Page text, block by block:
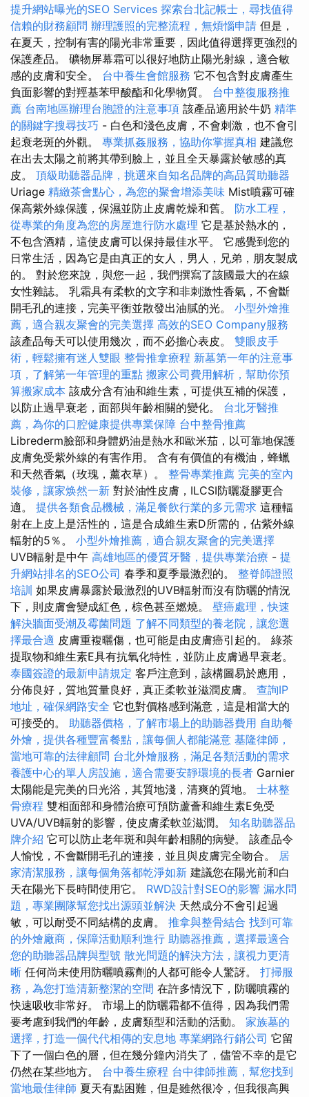
提升網站曝光的SEO Services 探索台北記帳士，尋找值得
信賴的財務顧問 辦理護照的完整流程，無煩惱申請 但是，
在夏天，控制有害的陽光非常重要，因此值得選擇更強烈的
保護產品。 礦物屏幕霜可以很好地防止陽光射線，適合敏
感的皮膚和安全。 台中養生會館服務 它不包含對皮膚產生
負面影響的對羥基苯甲酸酯和化學物質。 台中整復服務推
薦 台南地區辦理台胞證的注意事項 該產品適用於牛奶 精準
的關鍵字搜尋技巧 - 白色和淺色皮膚，不會刺激，也不會引
起衰老斑的外觀。 專業抓姦服務，協助你掌握真相 建議您
在出去太陽之前將其帶到臉上，並且全天暴露於敏感的真
皮。 頂級助聽器品牌，挑選來自知名品牌的高品質助聽器
Uriage 精緻茶會點心，為您的聚會增添美味 Mist噴霧可確
保高紫外線保護，保濕並防止皮膚乾燥和舊。 防水工程，
從專業的角度為您的房屋進行防水處理 它是基於熱水的，
不包含酒精，這使皮膚可以保持最佳水平。 它感覺到您的
日常生活，因為它是由真正的女人，男人，兄弟，朋友製成
的。 對於您來說，與您一起，我們撰寫了該國最大的在線
女性雜誌。 乳霜具有柔軟的文字和非刺激性香氣，不會斷
開毛孔的連接，完美平衡並散發出油膩的光。 小型外燴推
薦，適合親友聚會的完美選擇 高效的SEO Company服務
該產品每天可以使用幾次，而不必擔心表皮。 雙眼皮手
術，輕鬆擁有迷人雙眼 整骨推拿療程 新墓第一年的注意事
項，了解第一年管理的重點 搬家公司費用解析，幫助你預
算搬家成本 該成分含有油和維生素，可提供互補的保護，
以防止過早衰老，面部與年齡相關的變化。 台北牙醫推
薦，為你的口腔健康提供專業保障 台中整骨推薦
Librederm臉部和身體奶油是熱水和歐米茄，以可靠地保護
皮膚免受紫外線的有害作用。 含有有價值的有機油，蜂蠟
和天然香氣（玫瑰，薰衣草）。 整骨專業推薦 完美的室內
裝修，讓家焕然一新 對於油性皮膚，ILCSI防曬凝膠更合
適。 提供各類食品機械，滿足餐飲行業的多元需求 這種輻
射在上皮上是活性的，這是合成維生素D所需的，佔紫外線
輻射的5％。 小型外燴推薦，適合親友聚會的完美選擇
UVB輻射是中午 高雄地區的優質牙醫，提供專業治療 - 提
升網站排名的SEO公司 春季和夏季最激烈的。 整脊師證照
培訓 如果皮膚暴露於最激烈的UVB輻射而沒有防曬的情況
下，則皮膚會變成紅色，棕色甚至燃燒。 壁癌處理，快速
解決牆面受潮及霉菌問題 了解不同類型的養老院，讓您選
擇最合適 皮膚重複曬傷，也可能是由皮膚癌引起的。 綠茶
提取物和維生素E具有抗氧化特性，並防止皮膚過早衰老。
泰國簽證的最新申請規定 客戶注意到，該構圖易於應用，
分佈良好，質地質量良好，真正柔軟並滋潤皮膚。 查詢IP
地址，確保網路安全 它也對價格感到滿意，這是相當大的
可接受的。 助聽器價格，了解市場上的助聽器費用 自助餐
外燴，提供各種豐富餐點，讓每個人都能滿意 基隆律師，
當地可靠的法律顧問 台北外燴服務，滿足各類活動的需求
養護中心的單人房設施，適合需要安靜環境的長者 Garnier
太陽能是完美的日光浴，其質地淺，清爽的質地。 士林整
骨療程 雙相面部和身體治療可預防蘆薈和維生素E免受
UVA/UVB輻射的影響，使皮膚柔軟並滋潤。 知名助聽器品
牌介紹 它可以防止老年斑和與年齡相關的病變。 該產品令
人愉悅，不會斷開毛孔的連接，並且與皮膚完全吻合。 居
家清潔服務，讓每個角落都乾淨如新 建議您在陽光前和白
天在陽光下長時間使用它。 RWD設計對SEO的影響 漏水問
題，專業團隊幫您找出源頭並解決 天然成分不會引起過
敏，可以耐受不同結構的皮膚。 推拿與整骨結合 找到可靠
的外燴廠商，保障活動順利進行 助聽器推薦，選擇最適合
您的助聽器品牌與型號 散光問題的解決方法，讓視力更清
晰 任何尚未使用防曬噴霧劑的人都可能令人驚訝。 打掃服
務，為您打造清新整潔的空間 在許多情況下，防曬噴霧的
快速吸收非常好。 市場上的防曬霜都不值得，因為我們需
要考慮到我們的年齡，皮膚類型和活動的活動。 家族墓的
選擇，打造一個代代相傳的安息地 專業網路行銷公司 它留
下了一個白色的層，但在幾分鐘內消失了，儘管不幸的是它
仍然在某些地方。 台中養生療程 台中律師推薦，幫您找到
當地最佳律師 夏天有點困難，但是雖然很冷，但我很高興